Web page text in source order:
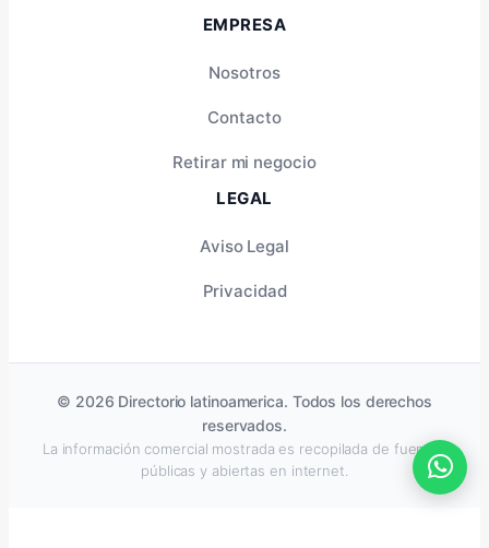
EMPRESA
Nosotros
Contacto
Retirar mi negocio
LEGAL
Aviso Legal
Privacidad
© 2026 Directorio latinoamerica. Todos los derechos
reservados.
La información comercial mostrada es recopilada de fuentes
públicas y abiertas en internet.